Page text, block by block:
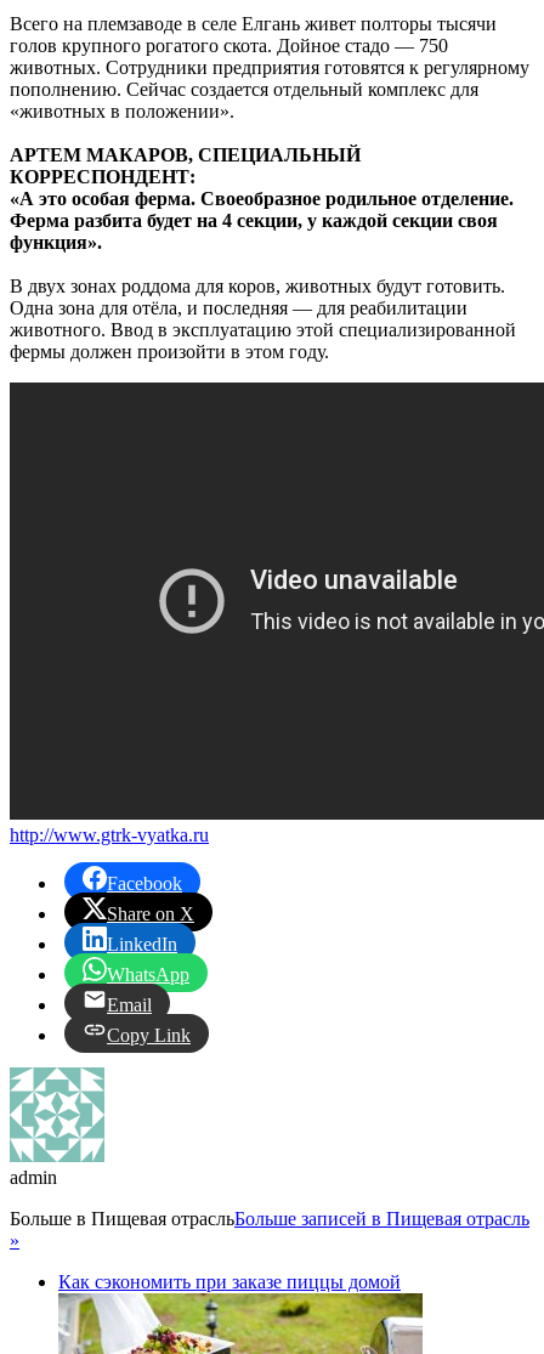
Всего на племзаводе в селе Елгань живет полторы тысячи
голов крупного рогатого скота. Дойное стадо — 750
животных. Сотрудники предприятия готовятся к регулярному
пополнению. Сейчас создается отдельный комплекс для
«животных в положении».
АРТЕМ МАКАРОВ, СПЕЦИАЛЬНЫЙ
КОРРЕСПОНДЕНТ:
«А это особая ферма. Своеобразное родильное отделение.
Ферма разбита будет на 4 секции, у каждой секции своя
функция».
В двух зонах роддома для коров, животных будут готовить.
Одна зона для отёла, и последняя — для реабилитации
животного. Ввод в эксплуатацию этой специализированной
фермы должен произойти в этом году.
http://www.gtrk-vyatka.ru
Facebook
Share on X
LinkedIn
WhatsApp
Email
Copy Link
admin
Больше в Пищевая отрасльБольше записей в Пищевая отрасль
»
Как сэкономить при заказе пиццы домой